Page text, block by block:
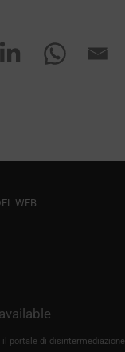
WEB
il portale di disintermediazione